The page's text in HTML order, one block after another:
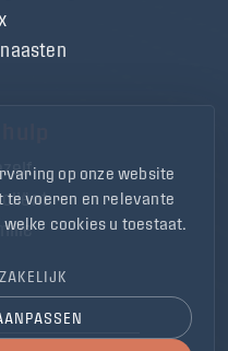
op onze website
te voeren en relevante
cookies u toestaat.